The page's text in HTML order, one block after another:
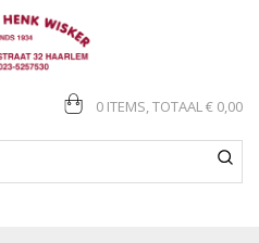
0 ITEMS, TOTAAL€ 0,00